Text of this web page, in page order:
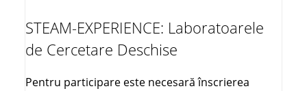
STEAM-EXPERIENCE: Laboratoarele
de Cercetare Deschise
Pentru participare este necesară înscrierea